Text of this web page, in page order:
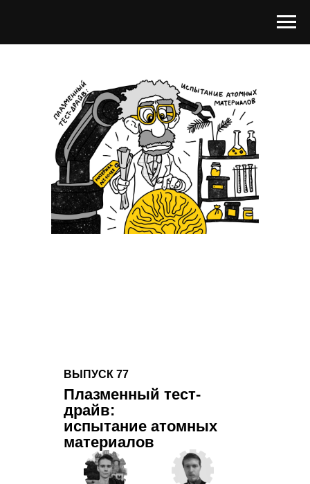
Плазменный тест-
драйв:
испытание атомных
материалов
ВЫПУСК 77